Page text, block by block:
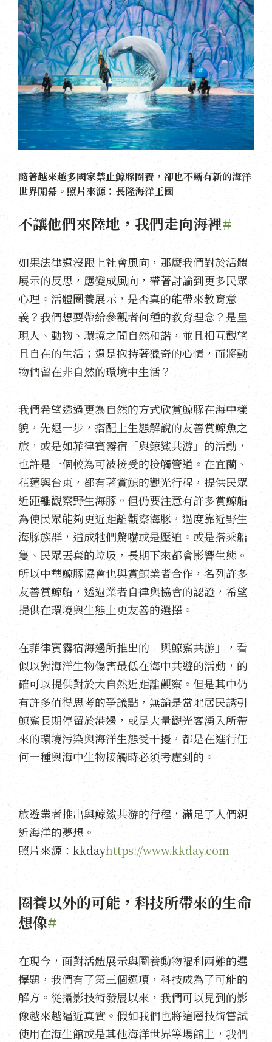
隨著越來越多國家禁止鯨豚圈養，卻也不斷有新的海洋
世界開幕。照片來源：長隆海洋王國
不讓他們來陸地，我們走向海裡#
如果法律還沒跟上社會風向，那麼我們對於活體
展示的反思，應變成風向，帶著討論到更多民眾
心理。活體圈養展示，是否真的能帶來教育意
義？我們想要帶給參觀者何種的教育理念？是呈
現人、動物、環境之間自然和諧，並且相互觀望
且自在的生活；還是抱持著獵奇的心情，而將動
物們留在非自然的環境中生活？
我們希望透過更為自然的方式欣賞鯨豚在海中樣
貌，先退一步，搭配上生態解說的友善賞鯨魚之
旅，或是如菲律賓霧宿「與鯨鯊共游」的活動，
也許是一個較為可被接受的接觸管道。在宜蘭、
花蓮與台東，都有著賞鯨的觀光行程，提供民眾
近距離觀察野生海豚。但仍要注意有許多賞鯨船
為使民眾能夠更近距離觀察海豚，過度靠近野生
海豚族群，造成牠們驚嚇或是壓迫。或是搭乘船
隻、民眾丟棄的垃圾，長期下來都會影響生態。
所以中華鯨豚協會也與賞鯨業者合作，名列許多
友善賞鯨船，透過業者自律與協會的認證，希望
提供在環境與生態上更友善的選擇。
在菲律賓霧宿海邊所推出的「與鯨鯊共游」，看
似以對海洋生物傷害最低在海中共遊的活動，的
確可以提供對於大自然近距離觀察。但是其中仍
有許多值得思考的爭議點，無論是當地居民誘引
鯨鯊長期停留於港邊，或是大量觀光客湧入所帶
來的環境污染與海洋生態受干擾，都是在進行任
何一種與海中生物接觸時必須考慮到的。
旅遊業者推出與鯨鯊共游的行程，滿足了人們親
近海洋的夢想。
照片來源：kkdayhttps://www.kkday.com
圈養以外的可能，科技所帶來的生命
想像#
在現今，面對活體展示與圈養動物福利兩難的選
擇題，我們有了第三個選項，科技成為了可能的
解方。從攝影技術發展以來，我們可以見到的影
像越來越逼近真實。假如我們也將這層技術嘗試
使用在海生館或是其他海洋世界等場館上，我們